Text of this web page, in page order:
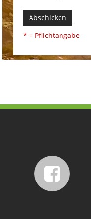
Abschicken
* = Pflichtangabe